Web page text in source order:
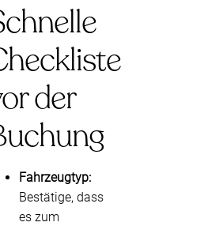
der
Fahrzeugtyp:
Bestätige, dass
es zum